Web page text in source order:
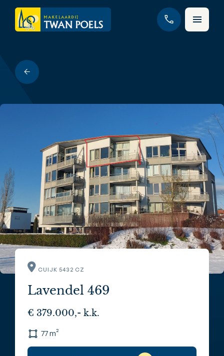
CUIJK 5432 CZ
Lavendel 469
€ 379.000,- k.k.
77 m²